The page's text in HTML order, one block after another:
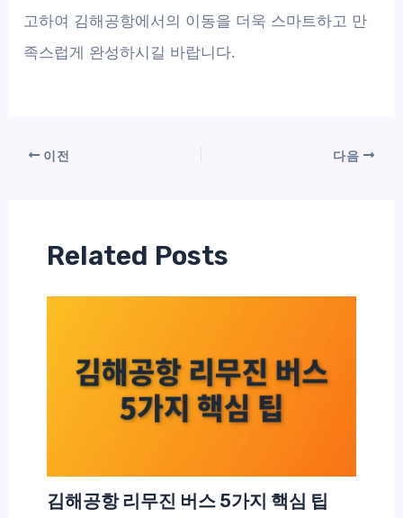
고하여 김해공항에서의 이동을 더욱 스마트하고 만
족스럽게 완성하시길 바랍니다.
이전 다음
Related Posts
김해공항 리무진 버스 5가지 핵심 팁